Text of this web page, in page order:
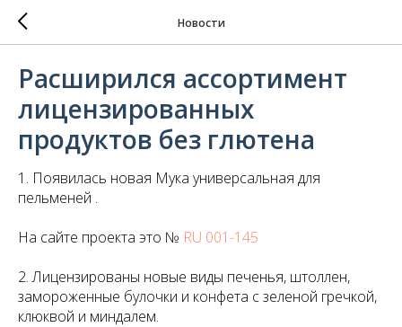
Новости
Расширился ассортимент
лицензированных
продуктов без глютена
1. Появилась новая Мука универсальная для
пельменей .
На сайте проекта это № RU 001-145
2. Лицензированы новые виды печенья, штоллен,
замороженные булочки и конфета с зеленой гречкой,
клюквой и миндалем.